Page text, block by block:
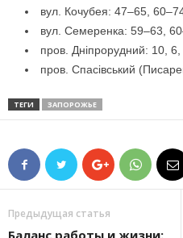
вул. Кочубея: 47–65,
вул. Семеренка: 59–63,
пров. Дніпрорудний: 10,
пров. Спасівський
ТЕГИ ЗАПОРОЖЬЕ
Предыдущая статья